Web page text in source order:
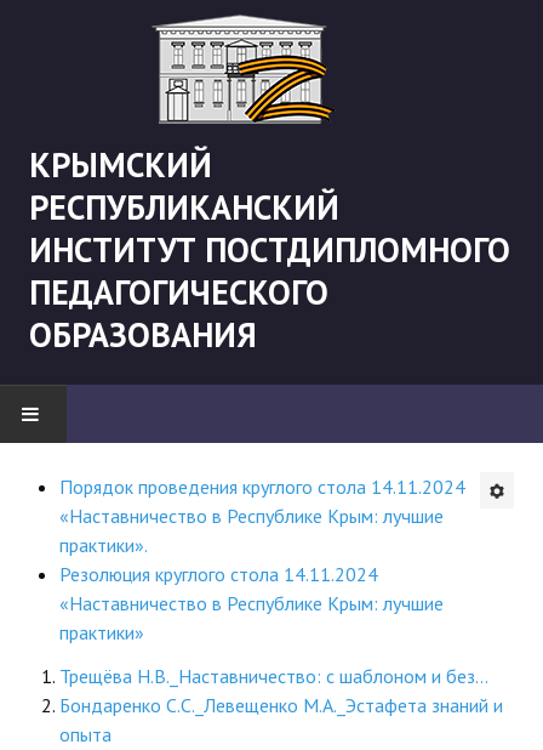
КРЫМСКИЙ
РЕСПУБЛИКАНСКИЙ
ИНСТИТУТ ПОСТДИПЛОМНОГО
ПЕДАГОГИЧЕСКОГО
ОБРАЗОВАНИЯ
"Боевая" русистика
Будни института
АНОНСЫ
ИНСТИТУТ
Порядок проведения круглого стола 14.11.2024
«Наставничество в Республике Крым: лучшие
практики».
Резолюция круглого стола 14.11.2024
«Наставничество в Республике Крым: лучшие
практики»
Трещёва Н.В._Наставничество: с шаблоном и без...
Бондаренко С.С._Левещенко М.А._Эстафета знаний и
опыта